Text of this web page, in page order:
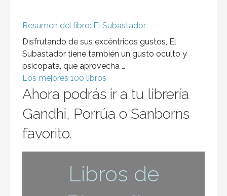
Resumen del libro: El Subastador
Disfrutando de sus excéntricos gustos, El
Subastador tiene también un gusto oculto y
psicopata, que aprovecha …
Los mejores 100 libros
Ahora podrás ir a tu librería
Gandhi, Porrúa o Sanborns
favorito.
Libros de